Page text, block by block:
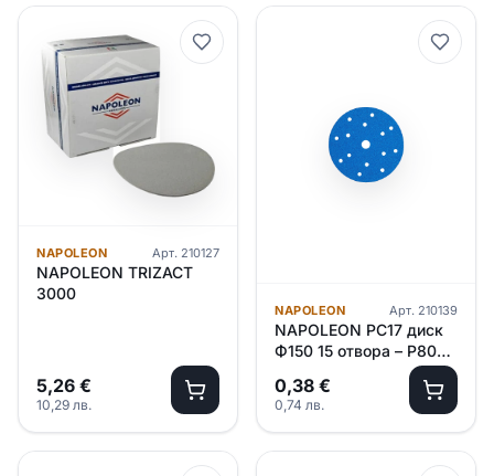
NAPOLEON Арт. 210127
NAPOLEON TRIZACT
3000
5,26 €
10,29 лв.
NAPOLEON Арт. 210139
NAPOLEON PC17 диск
Ф150 15 отвора – P800 /
керамична/ 100 броя в
кутия
0,38 €
0,74 лв.